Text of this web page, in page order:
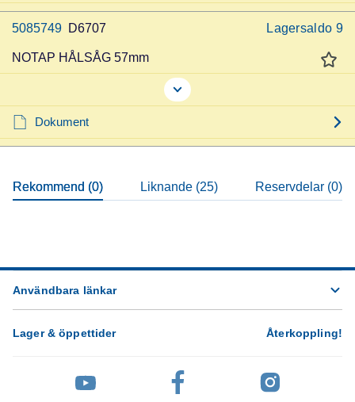
5085749 D6707 Lagersaldo 9
NOTAP HÅLSÅG 57mm
Dokument
Rekommend (0) Liknande (25) Reservdelar (0)
Användbara länkar
Lager & öppettider Återkoppling!